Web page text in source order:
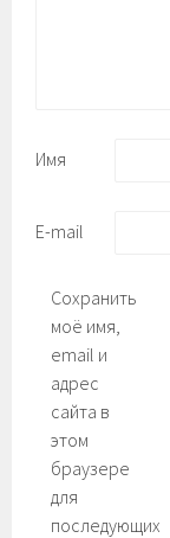
Имя
E-mail
Сохранить
моё имя,
email и
адрес
сайта в
этом
браузере
для
последующих